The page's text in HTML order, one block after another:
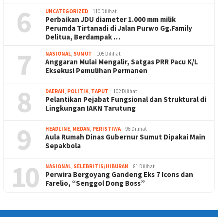
6 UNCATEGORIZED 110 Dilihat
Perbaikan JDU diameter 1.000 mm milik
Perumda Tirtanadi di Jalan Purwo Gg.Family
Delitua, Berdampak …
7 NASIONAL, SUMUT 105 Dilihat
Anggaran Mulai Mengalir, Satgas PRR Pacu K/L
Eksekusi Pemulihan Permanen
8 DAERAH, POLITIK, TAPUT 102 Dilihat
Pelantikan Pejabat Fungsional dan Struktural di
Lingkungan IAKN Tarutung
9 HEADLINE, MEDAN, PERISTIWA 96 Dilihat
Aula Rumah Dinas Gubernur Sumut Dipakai Main
Sepakbola
10 NASIONAL, SELEBRITIS/HIBURAN 81 Dilihat
Perwira Bergoyang Gandeng Eks 7 Icons dan
Farelio, “Senggol Dong Boss”